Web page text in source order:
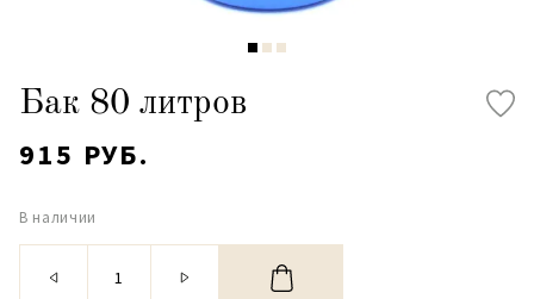
Бак 80 литров
915 РУБ.
В наличии